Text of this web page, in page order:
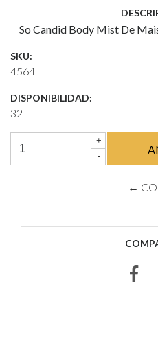
So Candid Body Mist De
SKU:
4564
DISPONIBILIDAD:
32
+
-
←